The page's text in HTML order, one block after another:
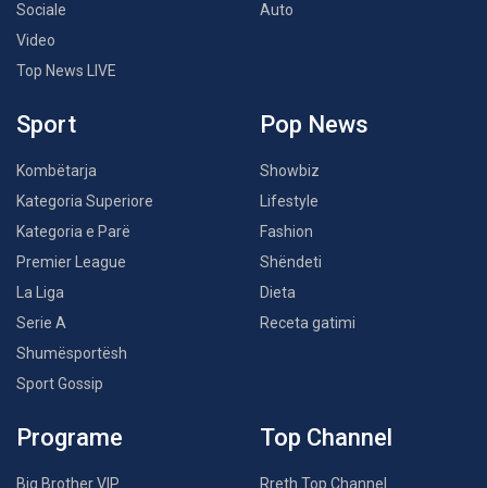
Sociale
Video
Top News LIVE
Auto
Sport
Kombëtarja
Kategoria Superiore
Kategoria e Parë
Premier League
La Liga
Serie A
Shumësportësh
Sport Gossip
Pop News
Showbiz
Lifestyle
Fashion
Shëndeti
Dieta
Receta gatimi
Programe
Big Brother VIP
Top Channel
Rreth Top Channel